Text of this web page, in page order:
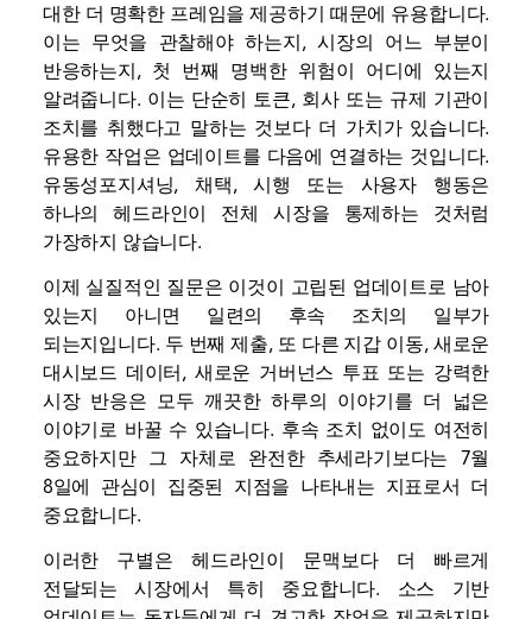
대한 더 명확한 프레임을 제공하기 때문에 유용합니다.
이는 무엇을 관찰해야 하는지, 시장의 어느 부분이
반응하는지, 첫 번째 명백한 위험이 어디에 있는지
알려줍니다. 이는 단순히 토큰, 회사 또는 규제 기관이
조치를 취했다고 말하는 것보다 더 가치가 있습니다.
유용한 작업은 업데이트를 다음에 연결하는 것입니다.
유동성포지셔닝, 채택, 시행 또는 사용자 행동은
하나의 헤드라인이 전체 시장을 통제하는 것처럼
가장하지 않습니다.
이제 실질적인 질문은 이것이 고립된 업데이트로 남아
있는지 아니면 일련의 후속 조치의 일부가
되는지입니다. 두 번째 제출, 또 다른 지갑 이동, 새로운
대시보드 데이터, 새로운 거버넌스 투표 또는 강력한
시장 반응은 모두 깨끗한 하루의 이야기를 더 넓은
이야기로 바꿀 수 있습니다. 후속 조치 없이도 여전히
중요하지만 그 자체로 완전한 추세라기보다는 7월
8일에 관심이 집중된 지점을 나타내는 지표로서 더
중요합니다.
이러한 구별은 헤드라인이 문맥보다 더 빠르게
전달되는 시장에서 특히 중요합니다. 소스 기반